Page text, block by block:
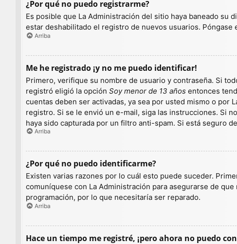
¿Por qué no puedo registrarme?
Es posible que La Administración del sitio haya baneado
estar deshabilitado el registro de nuevos usuarios.
Arriba
Me he registrado ¡y no me puedo identificar!
Primero, verifique su nombre de usuario y contraseña. Si
registró eligió la opción Soy menor de 13 años entonces
cuentas deben ser activadas, ya sea por usted mismo o por
registro. Si se le envió un e-mail, siga las instrucciones. Si
haya sido capturada por un filtro anti-spam. Si está seguro
Arriba
¿Por qué no puedo identificarme?
Existen varias razones por lo cuál esto puede suceder.
comuníquese con La Administración para asegurarse de
programación, por lo que necesitaría ser reparado.
Arriba
Hace un tiempo me registré, ¡pero ahora no puedo